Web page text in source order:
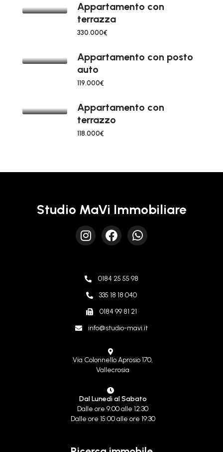
Appartamento con
terrazza
330.000€
Appartamento con posto
auto
119.000€
Appartamento con
terrazzo
118.000€
Studio MaVi Immobiliare
0184 25 55 98
335 18 18 040
0184 99 81 21
info@studio-mavi.it
Via Colonnello Aprosio 170,
Vallecrosia
Dal Lunedì al Sabato
Dalle ore 9:00 alle 12:30
Dalle ore 15:00 alle ore 19:30